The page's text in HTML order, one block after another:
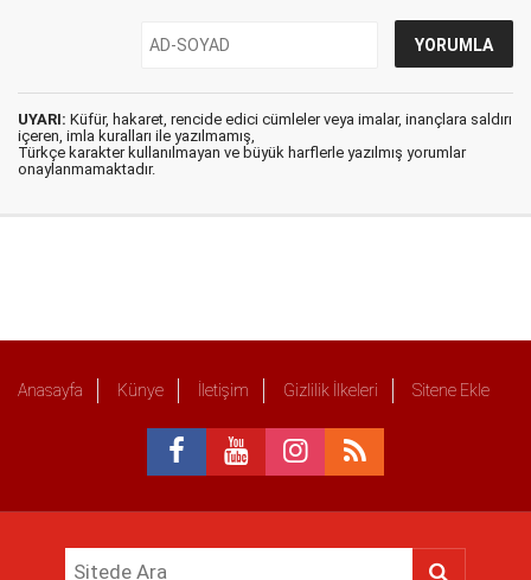
UYARI: Küfür, hakaret, rencide edici cümleler veya imalar, inançlara saldırı
içeren, imla kuralları ile yazılmamış,
Türkçe karakter kullanılmayan ve büyük harflerle yazılmış yorumlar
onaylanmamaktadır.
Anasayfa Künye İletişim Gizlilik İlkeleri Sitene Ekle